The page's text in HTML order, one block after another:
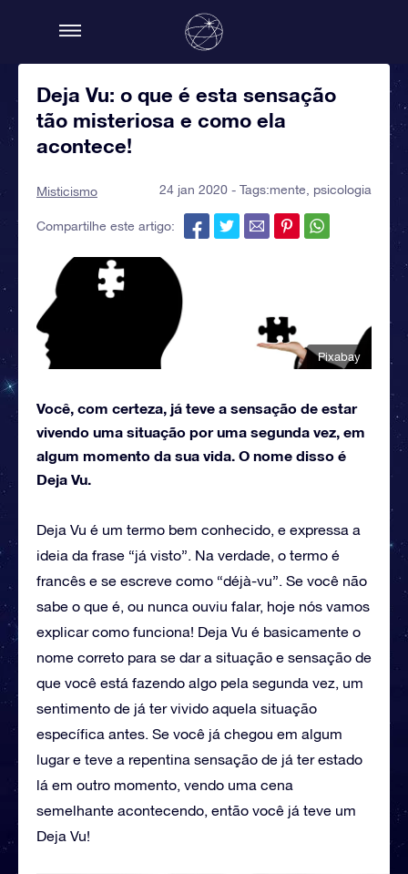
Deja Vu: o que é esta sensação
tão misteriosa e como ela
acontece!
Misticismo 24 jan 2020 - Tags:mente psicologia
Compartilhe este artigo:
Pixabay
Você, com certeza, já teve a sensação de estar
vivendo uma situação por uma segunda vez, em
algum momento da sua vida. O nome disso é
Deja Vu.
Deja Vu é um termo bem conhecido, e expressa a
ideia da frase “já visto”. Na verdade, o termo é
francês e se escreve como “déjà-vu”. Se você não
sabe o que é, ou nunca ouviu falar, hoje nós vamos
explicar como funciona! Deja Vu é basicamente o
nome correto para se dar a situação e sensação de
que você está fazendo algo pela segunda vez, um
sentimento de já ter vivido aquela situação
específica antes. Se você já chegou em algum
lugar e teve a repentina sensação de já ter estado
lá em outro momento, vendo uma cena
semelhante acontecendo, então você já teve um
Deja Vu!